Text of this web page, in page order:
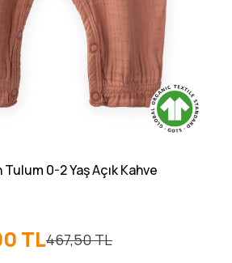
Tulum 0-2 Yaş Açık Kahve
467,50 TL
TL